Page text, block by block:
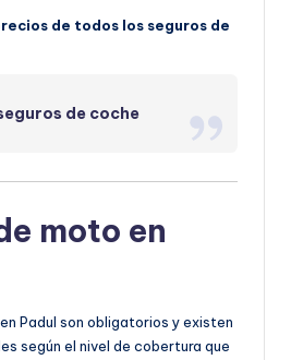
de todos los seguros de
de coche
moto en
Padul son obligatorios y existen
según el nivel de cobertura que